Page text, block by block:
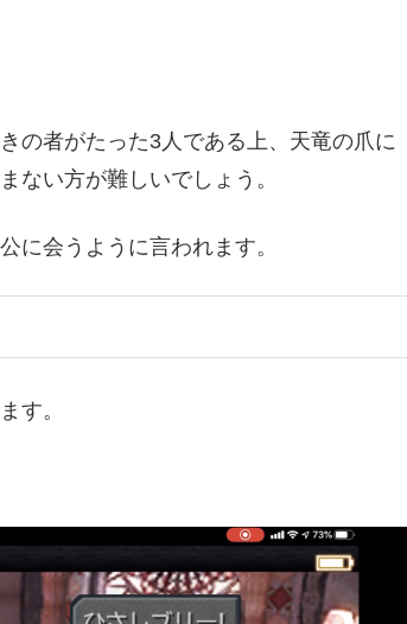
の者がたった3人である上、天竜の爪に
ない方が難しいでしょう。
に会うように言われます。
す。